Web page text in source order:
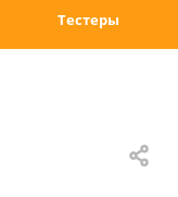
Тестеры